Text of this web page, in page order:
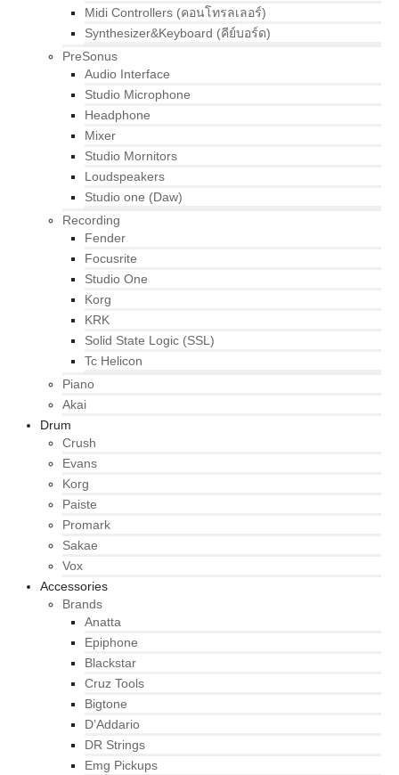
Midi Controllers (คอนโทรลเลอร์)
Synthesizer&Keyboard (คีย์บอร์ด)
PreSonus
Audio Interface
Studio Microphone
Headphone
Mixer
Studio Mornitors
Loudspeakers
Studio one (Daw)
Recording
Fender
Focusrite
Studio One
Korg
KRK
Solid State Logic (SSL)
Tc Helicon
Piano
Akai
Drum
Crush
Evans
Korg
Paiste
Promark
Sakae
Vox
Accessories
Brands
Anatta
Epiphone
Blackstar
Cruz Tools
Bigtone
D’Addario
DR Strings
Emg Pickups